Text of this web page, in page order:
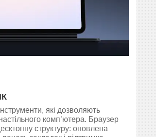
які дозволяють
комп’ютера. Браузер
структуру: оновлена